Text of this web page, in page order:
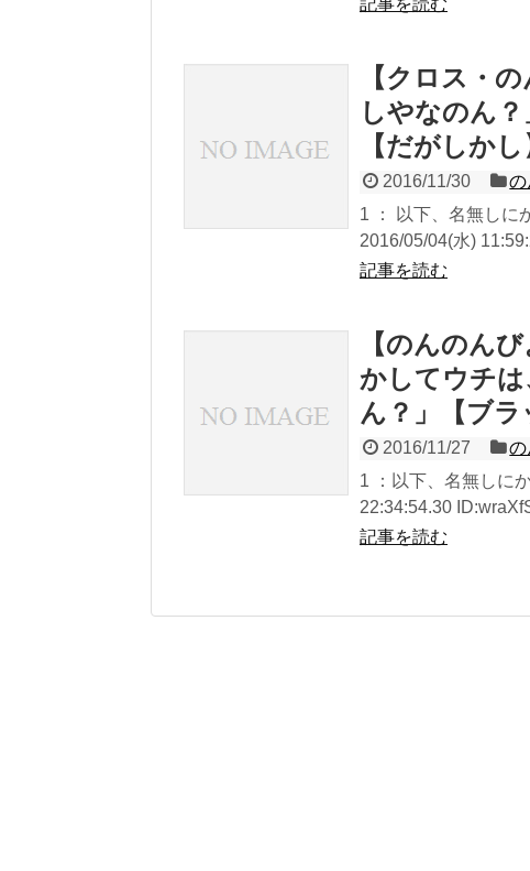
記事を読む
【クロス・
しやなのん
【だがしかし
2016/11/30
の
1 ： 以下、名無しに
2016/05/04(水)
記事を読む
【のんのん
かしてウチ
ん？」【ブラ
2016/11/27
1 ：以下、名無しに
22:34:54.30
記事を読む